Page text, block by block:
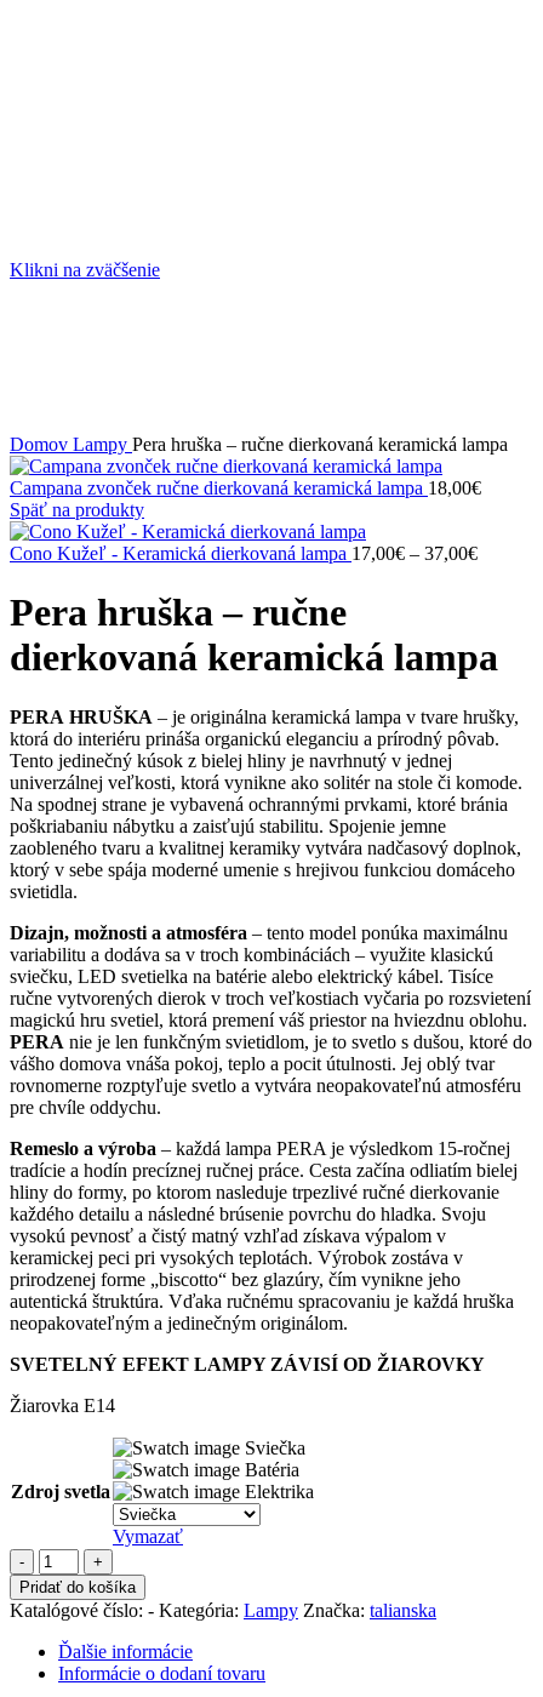
Klikni na zväčšenie
Domov Lampy Pera hruška – ručne dierkovaná keramická lampa
Campana zvonček ručne dierkovaná keramická lampa 18,00€
Späť na produkty
Cono Kužeľ - Keramická dierkovaná lampa 17,00€ – 37,00€Price
Pera hruška – ručne
dierkovaná keramická lampa
PERA HRUŠKA – je originálna keramická lampa v tvare hrušky,
ktorá do interiéru prináša organickú eleganciu a prírodný pôvab.
Tento jedinečný kúsok z bielej hliny je navrhnutý v jednej
univerzálnej veľkosti, ktorá vynikne ako solitér na stole či komode.
Na spodnej strane je vybavená ochrannými prvkami, ktoré bránia
poškriabaniu nábytku a zaisťujú stabilitu. Spojenie jemne
zaobleného tvaru a kvalitnej keramiky vytvára nadčasový doplnok,
ktorý v sebe spája moderné umenie s hrejivou funkciou domáceho
svietidla.
Dizajn, možnosti a atmosféra – tento model ponúka maximálnu
variabilitu a dodáva sa v troch kombináciách – využite klasickú
sviečku, LED svetielka na batérie alebo elektrický kábel. Tisíce
ručne vytvorených dierok v troch veľkostiach vyčaria po rozsvietení
magickú hru svetiel, ktorá premení váš priestor na hviezdnu oblohu.
PERA nie je len funkčným svietidlom, je to svetlo s dušou, ktoré do
vášho domova vnáša pokoj, teplo a pocit útulnosti. Jej oblý tvar
rovnomerne rozptyľuje svetlo a vytvára neopakovateľnú atmosféru
pre chvíle oddychu.
Remeslo a výroba – každá lampa PERA je výsledkom 15-ročnej
tradície a hodín precíznej ručnej práce. Cesta začína odliatím bielej
hliny do formy, po ktorom nasleduje trpezlivé ručné dierkovanie
každého detailu a následné brúsenie povrchu do hladka. Svoju
vysokú pevnosť a čistý matný vzhľad získava výpalom v
keramickej peci pri vysokých teplotách. Výrobok zostáva v
prirodzenej forme „biscotto“ bez glazúry, čím vynikne jeho
autentická štruktúra. Vďaka ručnému spracovaniu je každá hruška
neopakovateľným a jedinečným originálom.
SVETELNÝ EFEKT LAMPY ZÁVISÍ OD ŽIAROVKY
Žiarovka E14
Zdroj svetla
Sviečka
Batéria
Elektrika
Vymazať
množstvo
Pera
hruška
-
ručne
dierkovaná
keramická
Pridať do košíka
Katalógové číslo: - Kategória: Lampy Značka: talianska
Ďalšie informácie
Informácie o dodaní tovaru